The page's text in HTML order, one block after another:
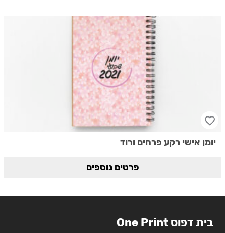
יומן אישי רקע פרחים ורוד
פרטים נוספים
בית דפוס One Print